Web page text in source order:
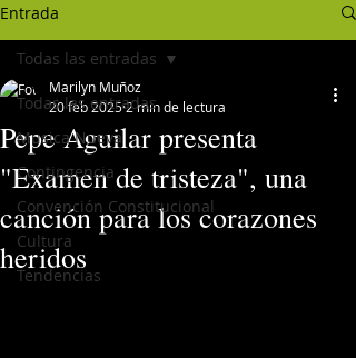
Entrada
Todas las entradas
Musica Nueva
Contingencia
Convención Constitucional
Cultura
Tendencias
Todas las entradas
Pepe Aguilar presenta
"Examen de tristeza", una
canción para los corazones
heridos
Marilyn Muñoz
20 feb 20252 min de lectura